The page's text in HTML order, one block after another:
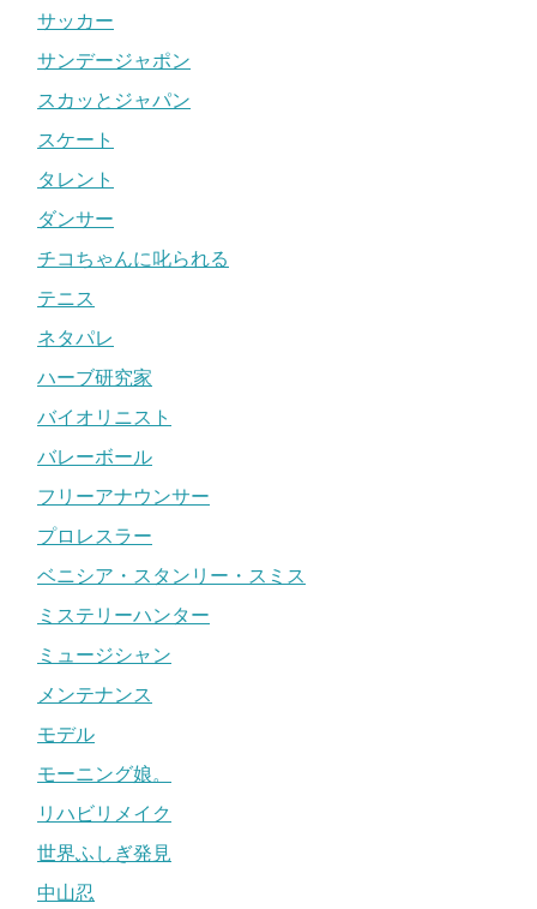
サッカー
サンデージャポン
スカッとジャパン
スケート
タレント
ダンサー
チコちゃんに叱られる
テニス
ネタパレ
ハーブ研究家
バイオリニスト
バレーボール
フリーアナウンサー
プロレスラー
ベニシア・スタンリー・スミス
ミステリーハンター
ミュージシャン
メンテナンス
モデル
モーニング娘。
リハビリメイク
世界ふしぎ発見
中山忍